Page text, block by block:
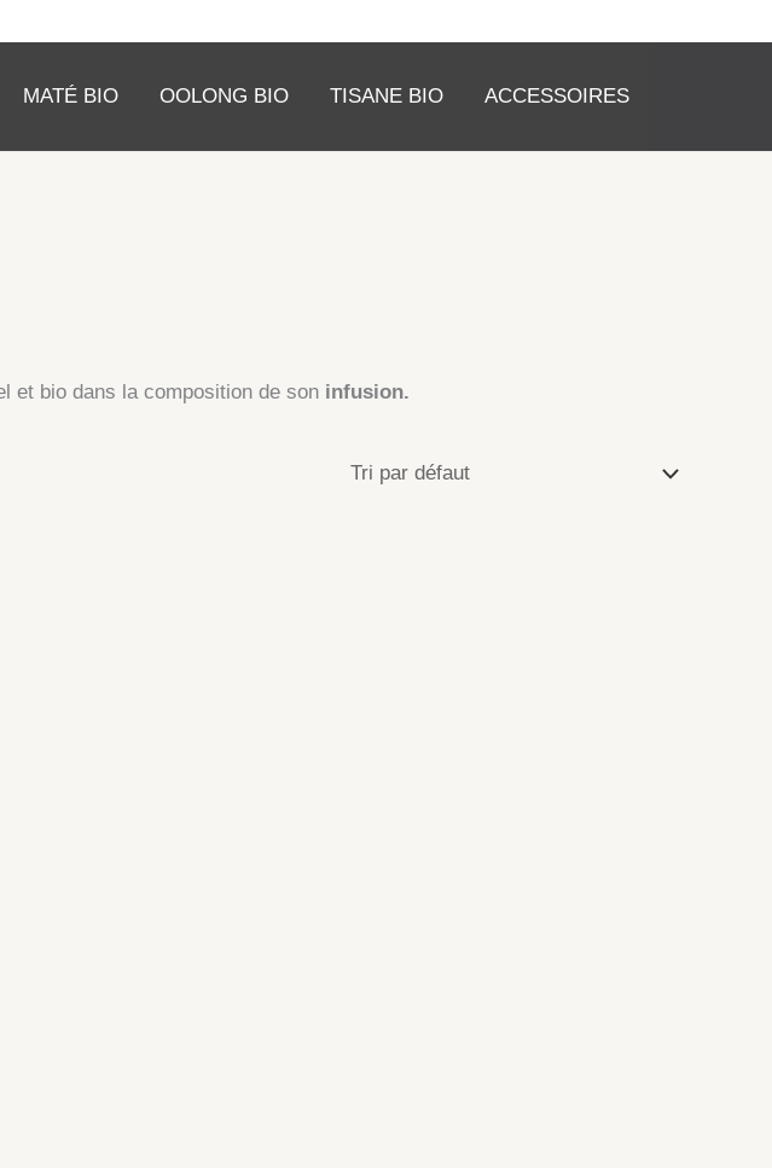
MATÉ BIO OOLONG BIO TISANE BIO ACCESSOIRES
et bio dans la composition de son infusion.